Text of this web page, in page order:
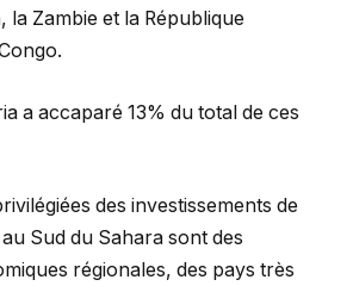
la Zambie et la République
a accaparé 13% du total de ces
des investissements de
Sud du Sahara sont des
régionales, des pays très